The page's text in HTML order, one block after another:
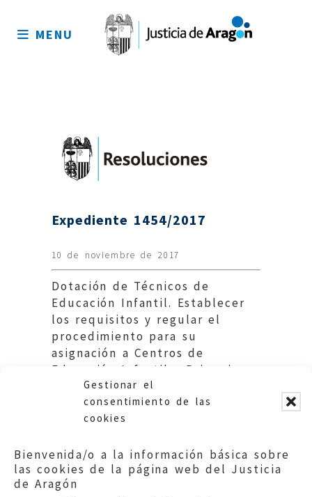
Gestionar el
consentimiento de las
cookies
Bienvenida/o a la información básica sobre
las cookies de la página web del Justicia
de Aragón
sitio
MENU
Expediente 1454/2017
10 de noviembre de 2017
Dotación de Técnicos de
Educación Infantil. Establecer
los requisitos y regular el
procedimiento para su
asignación a Centros de
Educación Infantil y Primaria.
Educación DGA